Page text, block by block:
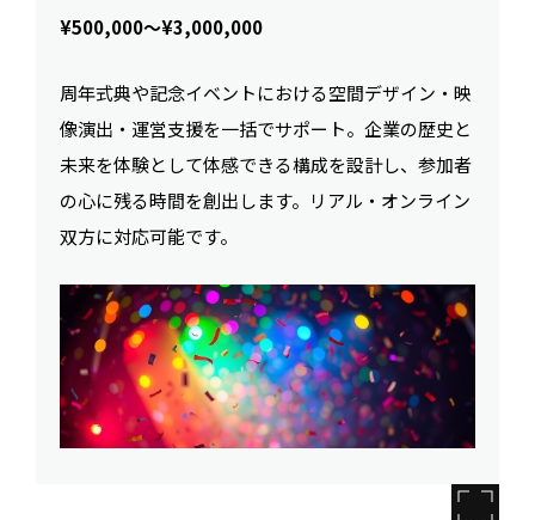
¥500,000〜¥3,000,000
周年式典や記念イベントにおける空間デザイン・映
像演出・運営支援を一括でサポート。企業の歴史と
未来を体験として体感できる構成を設計し、参加者
の心に残る時間を創出します。リアル・オンライン
双方に対応可能です。